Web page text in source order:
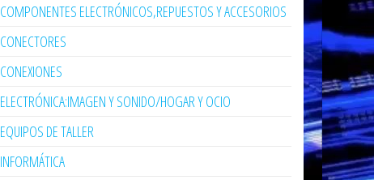
COMPONENTES ELECTRÓNICOS,REPUESTOS Y ACCESORIOS
CONECTORES
CONEXIONES
ELECTRÓNICA:IMAGEN Y SONIDO/HOGAR Y OCIO
EQUIPOS DE TALLER
INFORMÁTICA